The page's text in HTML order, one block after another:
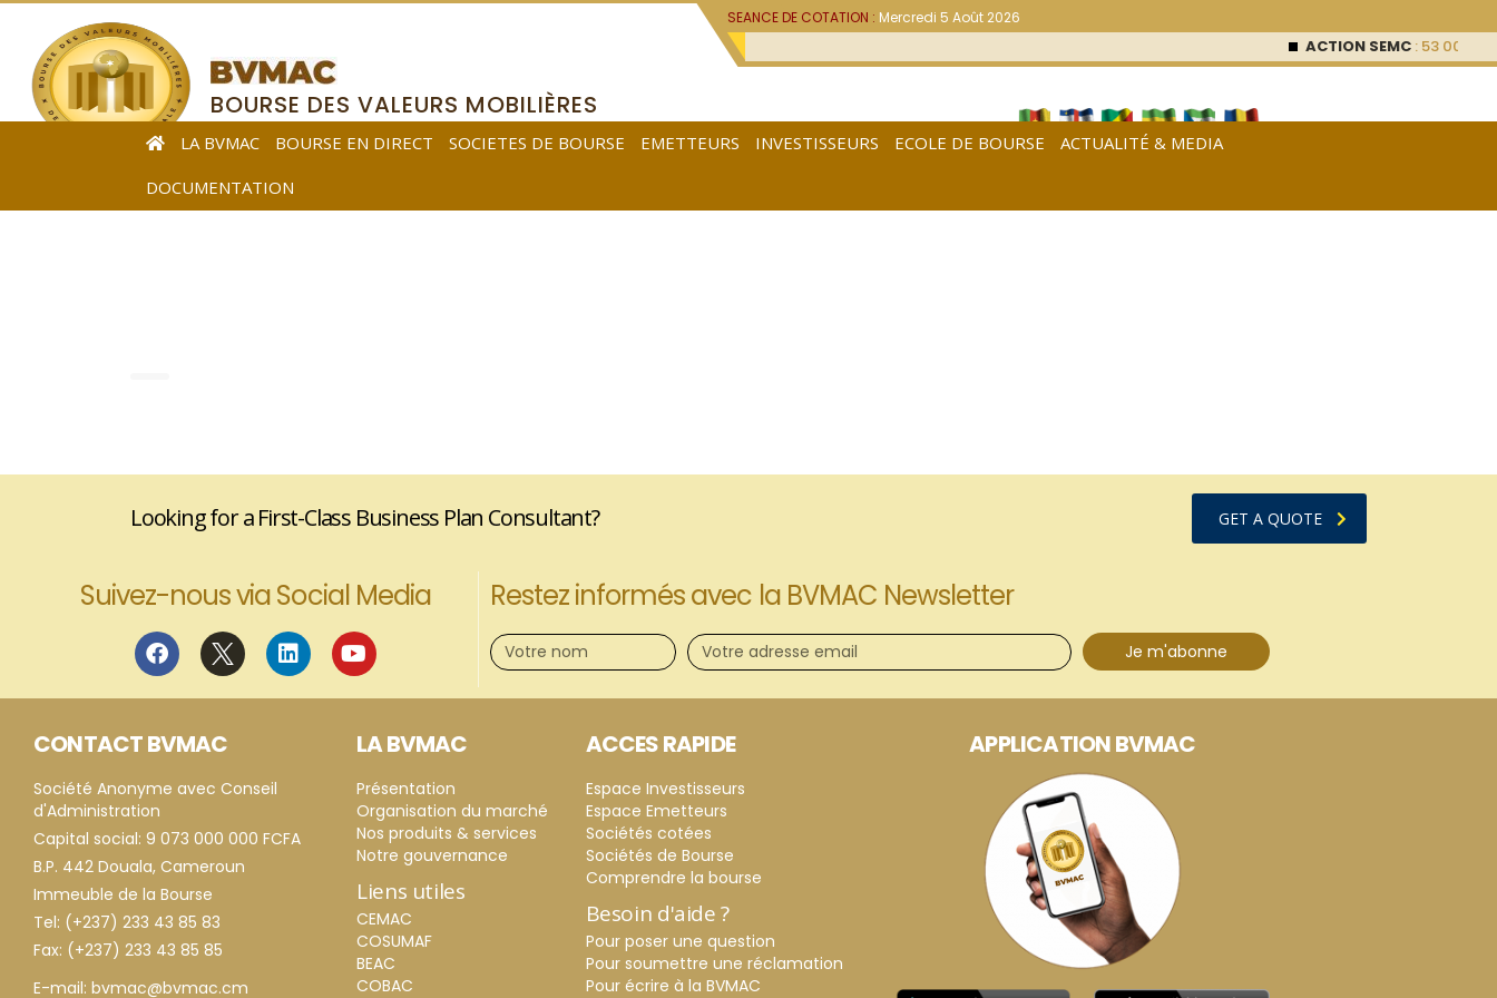
SEANCE DE COTATION :Mercredi 5 Août 2026
ACTION SEMC: 53 000
BOURSE DES VALEURS MOBILIÈRES
DE L’AFRIQUE CENTRALE
LA BVMAC BOURSE EN DIRECT SOCIETES DE BOURSE EMETTEURS INVESTISSEURS ECOLE DE BOURSE
ACTUALITÉ & MEDIA
DOCUMENTATION
Looking for a First-Class Business Plan Consultant? GET A QUOTE
Suivez-nous via Social Media Restez informés avec la BVMAC Newsletter
Je m'abonne
CONTACT BVMAC
Société Anonyme avec Conseil
d'Administration
Capital social: 9 073 000 000 FCFA
B.P. 442 Douala, Cameroun
Immeuble de la Bourse
Tel: (+237) 233 43 85 83
Fax: (+237) 233 43 85 85
E-mail: bvmac@bvmac.cm
LA BVMAC
Présentation
Organisation du marché
Nos produits & services
Notre gouvernance
Liens utiles
CEMAC
COSUMAF
BEAC
COBAC
ACCES RAPIDE
Espace Investisseurs
Espace Emetteurs
Sociétés cotées
Sociétés de Bourse
Comprendre la bourse
Besoin d'aide ?
Pour poser une question
Pour soumettre une réclamation
Pour écrire à la BVMAC
APPLICATION BVMAC